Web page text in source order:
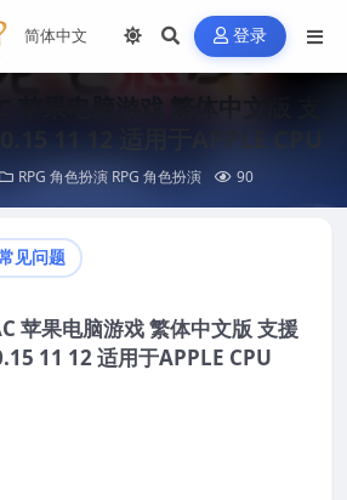
登录
苹果电脑游戏 繁体中文版 支
11 12 适用于APPLE CPU
RPG 角色扮演 RPG 角色扮演 90
见问题
苹果电脑游戏 繁体中文版 支援
11 12 适用于APPLE CPU